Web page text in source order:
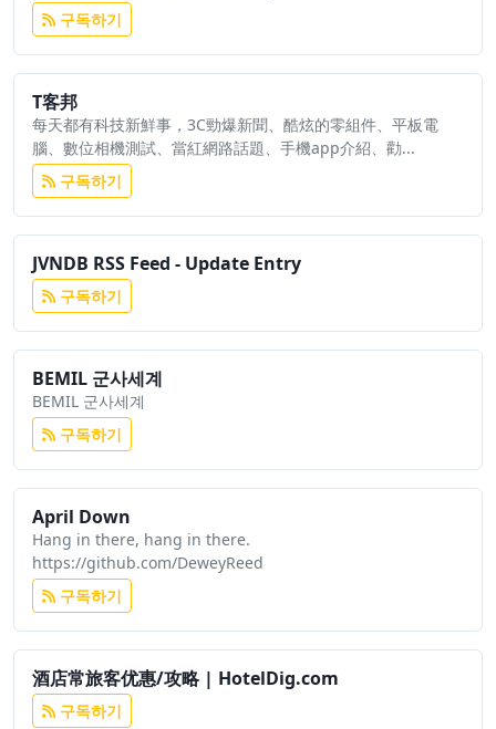
구독하기
T客邦
每天都有科技新鮮事，3C勁爆新聞、酷炫的零組件、平板電
腦、數位相機測試、當紅網路話題、手機app介紹、勸...
구독하기
JVNDB RSS Feed - Update Entry
구독하기
BEMIL 군사세계
BEMIL 군사세계
구독하기
April Down
Hang in there, hang in there.
https://github.com/DeweyReed
구독하기
酒店常旅客优惠/攻略 | HotelDig.com
구독하기